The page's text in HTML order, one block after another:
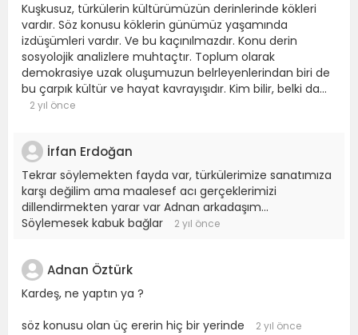
Kuşkusuz, türkülerin kültürümüzün derinlerinde kökleri
vardır. Söz konusu köklerin günümüz yaşamında
izdüşümleri vardır. Ve bu kaçınılmazdır. Konu derin
sosyolojik analizlere muhtaçtır. Toplum olarak
demokrasiye uzak oluşumuzun belrleyenlerindan biri de
bu çarpık kültür ve hayat kavrayışıdır. Kim bilir, belki da...
2 yıl önce
İrfan Erdoğan
Tekrar söylemekten fayda var, türkülerimize sanatımıza
karşı değilim ama maalesef acı gerçeklerimizi
dillendirmekten yarar var Adnan arkadaşım...
Söylemesek kabuk bağlar
2 yıl önce
Adnan Öztürk
Kardeş, ne yaptın ya ?
söz konusu olan üç ererin hiç bir yerinde
2 yıl önce